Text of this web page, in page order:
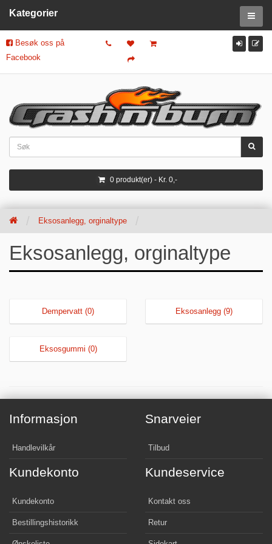
Besøk oss på
Facebook
0 produkt(er) - Kr. 0,-
Kategorier
Eksosanlegg, orginaltype
Eksosanlegg, orginaltype
Dempervatt (0) Eksosanlegg (9)
Eksosgummi (0)
Informasjon
Handlevilkår
Snarveier
Tilbud
Kundekonto
Kundekonto
Bestillingshistorikk
Kundeservice
Kontakt oss
Retur